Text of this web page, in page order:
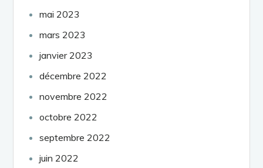
mai 2023
mars 2023
janvier 2023
décembre 2022
novembre 2022
octobre 2022
septembre 2022
juin 2022